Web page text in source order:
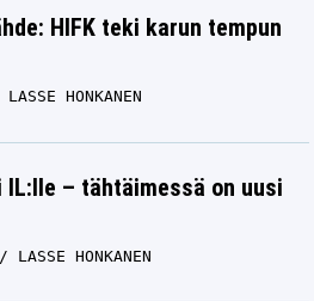
HIFK teki karun tempun
LASSE HONKANEN
– tähtäimessä on uusi
LASSE HONKANEN